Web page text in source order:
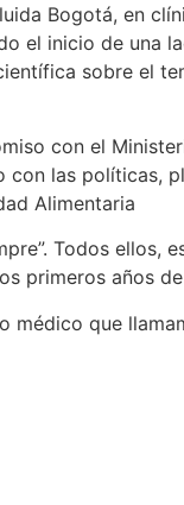
Bogotá, en
el inicio de una
sobre el
con el
las políticas,
Alimentaria
Todos ellos,
primeros años
que